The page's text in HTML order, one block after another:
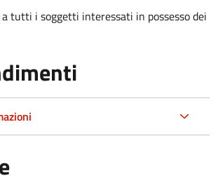
tutti i soggetti interessati in possesso dei